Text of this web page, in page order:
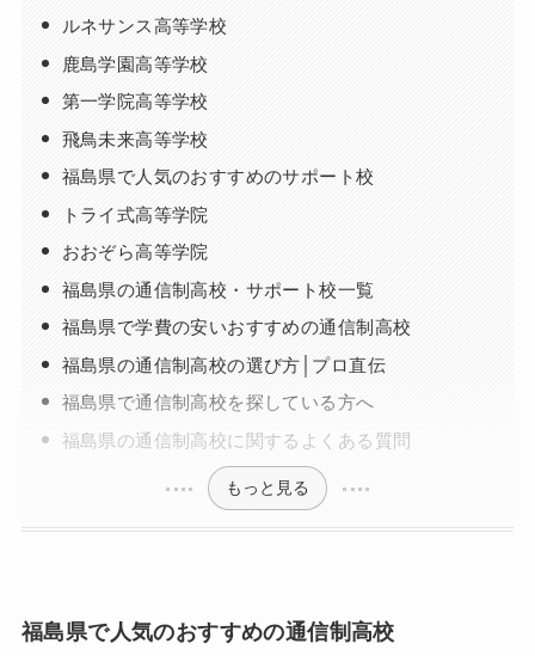
ルネサンス高等学校
鹿島学園高等学校
第一学院高等学校
飛鳥未来高等学校
福島県で人気のおすすめのサポート校
トライ式高等学院
おおぞら高等学院
福島県の通信制高校・サポート校一覧
福島県で学費の安いおすすめの通信制高校
福島県の通信制高校の選び方│プロ直伝
福島県で通信制高校を探している方へ
福島県の通信制高校に関するよくある質問
もっと見る
福島県で人気のおすすめの通信制高校